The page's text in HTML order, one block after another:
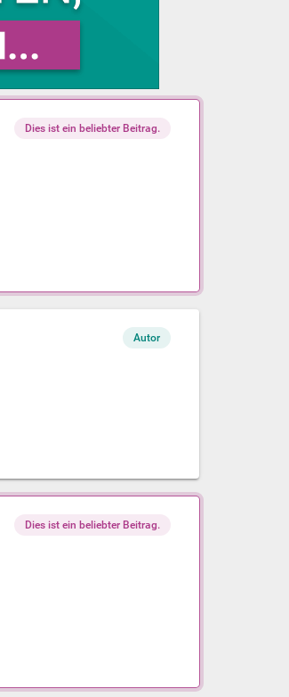
Dies ist ein beliebter Beitrag.
Autor
Dies ist ein beliebter Beitrag.